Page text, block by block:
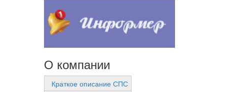
О компании
Краткое описание СПС